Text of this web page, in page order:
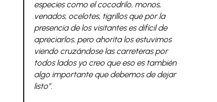
especies como el cocodrilo, monos,
venados, ocelotes, tigrillos que por la
presencia de los visitantes es difícil de
apreciarlos, pero ahorita los estuvimos
viendo cruzándose las carreteras por
todos lados yo creo que eso es también
algo importante que debemos de dejar
listo”.